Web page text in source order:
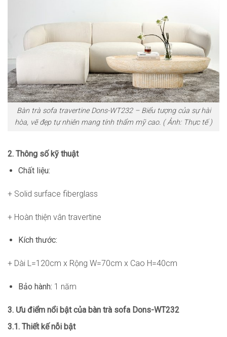
Bàn trà sofa travertine Dons-WT232 – Biểu tượng của sự hài
hòa, vẽ đẹp tự nhiên mang tính thẩm mỹ cao. ( Ảnh: Thực tế )
2. Thông số kỹ thuật
Chất liệu:
+ Solid surface fiberglass
+ Hoàn thiện vân travertine
Kích thước:
+ Dài L=120cm x Rộng W=70cm x Cao H=40cm
Bảo hành: 1 năm
3. Ưu điểm nổi bật của bàn trà sofa Dons-WT232
3.1. Thiết kế nỗi bật